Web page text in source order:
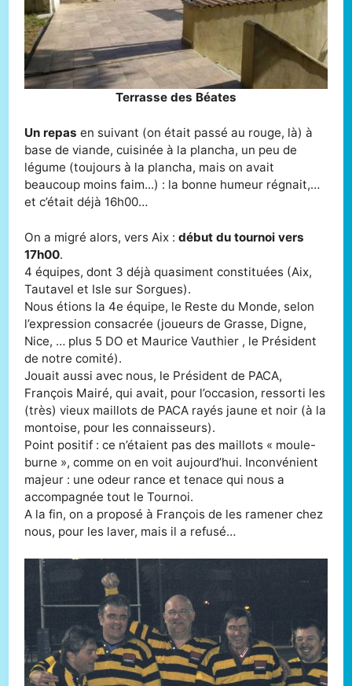
Terrasse des Béates
Un repas en suivant (on était passé au rouge, là) à
base de viande, cuisinée à la plancha, un peu de
légume (toujours à la plancha, mais on avait
beaucoup moins faim...) : la bonne humeur régnait,…
et c’était déjà 16h00…
On a migré alors, vers Aix :début du tournoi vers
17h00.
4 équipes, dont 3 déjà quasiment constituées (Aix,
Tautavel et Isle sur Sorgues).
Nous étions la 4e équipe, le Reste du Monde, selon
l’expression consacrée (joueurs de Grasse, Digne,
Nice, … plus 5 DO et Maurice Vauthier , le Président
de notre comité).
Jouait aussi avec nous, le Président de PACA,
François Mairé, qui avait, pour l’occasion, ressorti les
(très) vieux maillots de PACA rayés jaune et noir (à la
montoise, pour les connaisseurs).
Point positif : ce n’étaient pas des maillots « moule-
burne », comme on en voit aujourd’hui. Inconvénient
majeur : une odeur rance et tenace qui nous a
accompagnée tout le Tournoi.
A la fin, on a proposé à François de les ramener chez
nous, pour les laver, mais il a refusé…